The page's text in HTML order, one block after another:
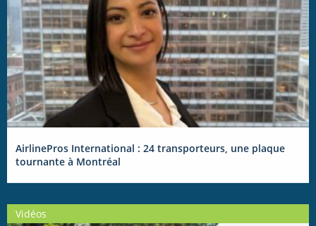
AirlinePros International : 24 transporteurs, une plaque
tournante à Montréal
Vidéos